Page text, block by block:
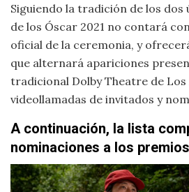
Siguiendo la tradición de los dos
de los Óscar 2021 no contará
oficial de la ceremonia, y
que alternará apariciones
tradicional Dolby Theatre de Los
videollamadas de invitados y
A continuación, la lista
nominaciones a los